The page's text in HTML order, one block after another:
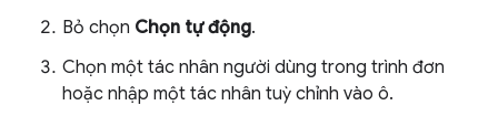
Bỏ chọn Chọn tự động.
Chọn một tác nhân người dùng trong trình đơn
hoặc nhập một tác nhân tuỳ chỉnh vào ô.